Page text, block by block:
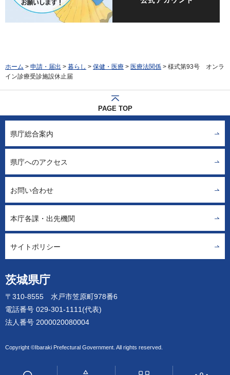
ホーム > 申請・届出 > 暮らし > 保健・医療 > 医療法関係 > 様式第93号 オンラ
イン診療受診施設休止届
PAGE TOP
茨城県庁
〒310-8555 水戸市笠原町978番6
電話番号 029-301-1111(代表)
法人番号 2000020080004
Copyright ©Ibaraki Prefectural Government. All rights reserved.
県庁総合案内
県庁へのアクセス
お問い合わせ
本庁各課・出先機関
サイトポリシー